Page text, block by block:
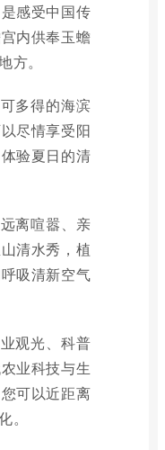
感受中国传
内供奉玉蟾
方。
多得的海滨
尽情享受阳
验夏日的清
离喧嚣、亲
清水秀，植
吸清新空气
观光、科普
业科技与生
可以近距离
。